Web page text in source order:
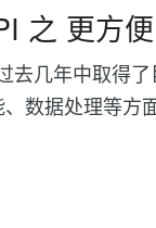
之 更方
几年中取得
数据处理等方